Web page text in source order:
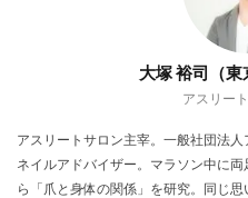
大塚 裕司（東
アスリー
アスリートサロン主宰。一般社団法
ネイルアドバイザー。マラソン中に
ら「爪と身体の関係」を研究。同じ